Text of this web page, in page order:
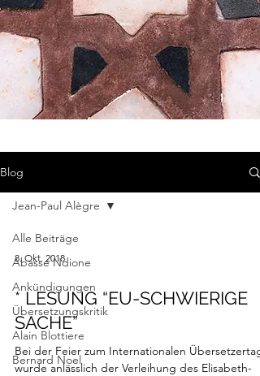
Blog
Alle Beiträge
Abasse Ndione
Ankündigungen
Übersetzungskritik
Alain Blottiere
Bernard Noel
Jean-Paul Alègre
8. Okt. 2018
* LESUNG “EU-SCHWIERIGE
SACHE”
Bei der Feier zum Internationalen Übersetzertag
wurde anlässlich der Verleihung des Elisabeth-